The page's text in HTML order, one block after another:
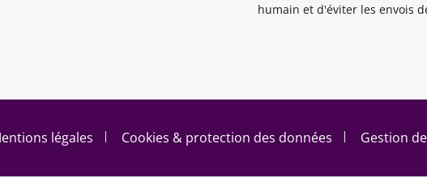
humain et d'éviter les envois
légales Cookies & protection des données Gestion